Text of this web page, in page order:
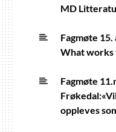
MD
Fagmøte
What works
Fagmøte
oppleves